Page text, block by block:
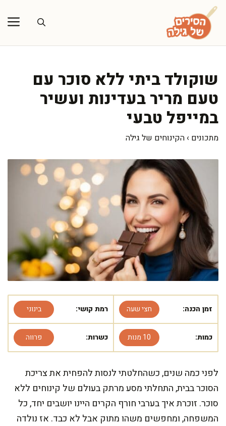
לדלג
לתוכן
שוקולד ביתי ללא סוכר עם
טעם מריר בעדינות ועשיר
במייפל טבעי
מתכונים › הקינוחים של גילה
זמן הכנה: חצי שעה רמת קושי: בינוני
כמות: 10 מנות כשרות: פרווה
לפני כמה שנים, כשהחלטתי לנסות להפחית את צריכת
הסוכר בבית, התחלתי מסע מרתק בעולם של קינוחים ללא
סוכר. זוכרת איך בערבי חורף הקרים היינו יושבים יחד, כל
המשפחה, ומחפשים משהו מתוק אבל לא כבד. אז נולדה